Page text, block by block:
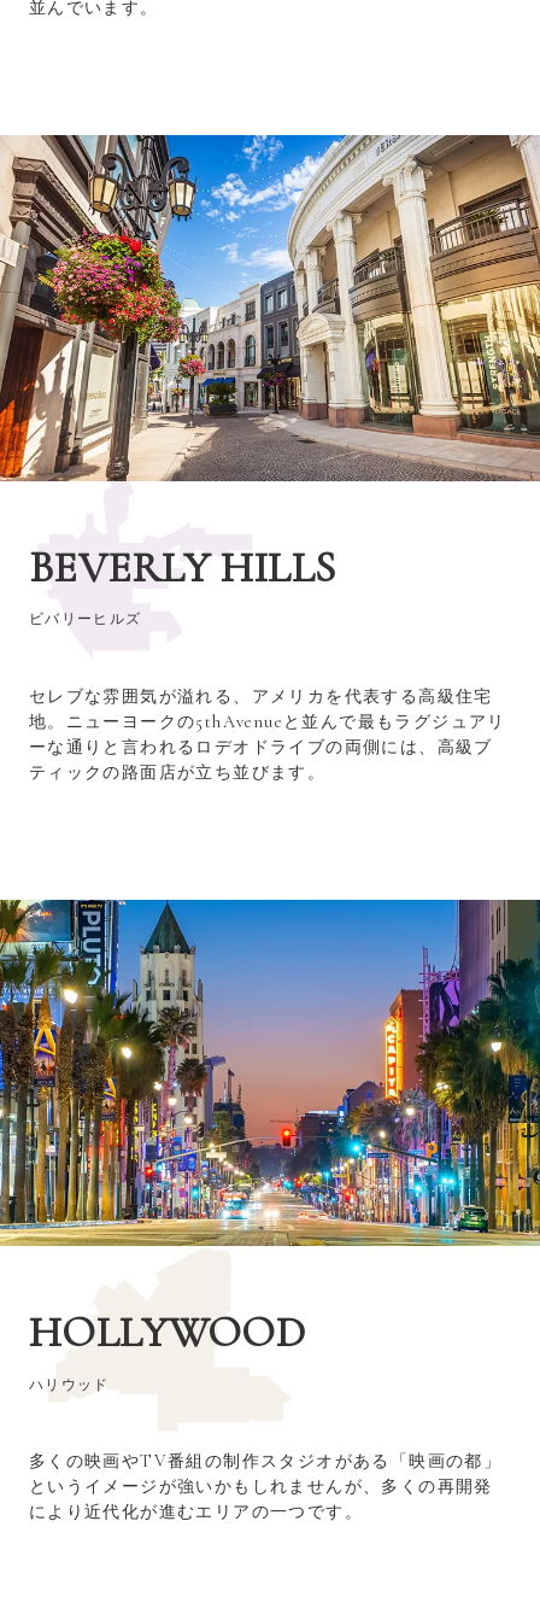
並んでいます。
BEVERLY HILLS
ビバリーヒルズ
セレブな雰囲気が溢れる、アメリカを代表する高級住宅
地。ニューヨークの5thAvenueと並んで最もラグジュアリ
ーな通りと言われるロデオドライブの両側には、高級ブ
ティックの路面店が立ち並びます。
HOLLYWOOD
ハリウッド
多くの映画やTV番組の制作スタジオがある「映画の都」
というイメージが強いかもしれませんが、多くの再開発
により近代化が進むエリアの一つです。